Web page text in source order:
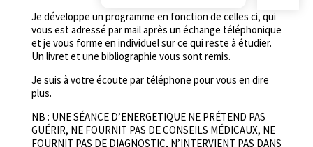
Je développe un programme en fonction de celles ci, qui
vous est adressé par mail après un échange téléphonique
et je vous forme en individuel sur ce qui reste à étudier.
Un livret et une bibliographie vous sont remis.
Je suis à votre écoute par téléphone pour vous en dire
plus.
NB : UNE SÉANCE D’ENERGETIQUE NE PRÉTEND PAS
GUÉRIR, NE FOURNIT PAS DE CONSEILS MÉDICAUX, NE
FOURNIT PAS DE DIAGNOSTIC, N’INTERVIENT PAS DANS